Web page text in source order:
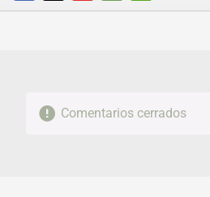
FACEBOOKTWITTERFLIPBOARD
E-
WHATSAPP
Comentarios cerrados